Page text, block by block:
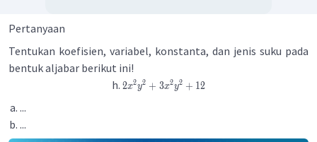
Pertanyaan
Tentukan koefisien, variabel, konstanta, dan jenis suku pada
bentuk aljabar berikut ini!
h. 2x2y2 + 3x2y2 + 12
...
...